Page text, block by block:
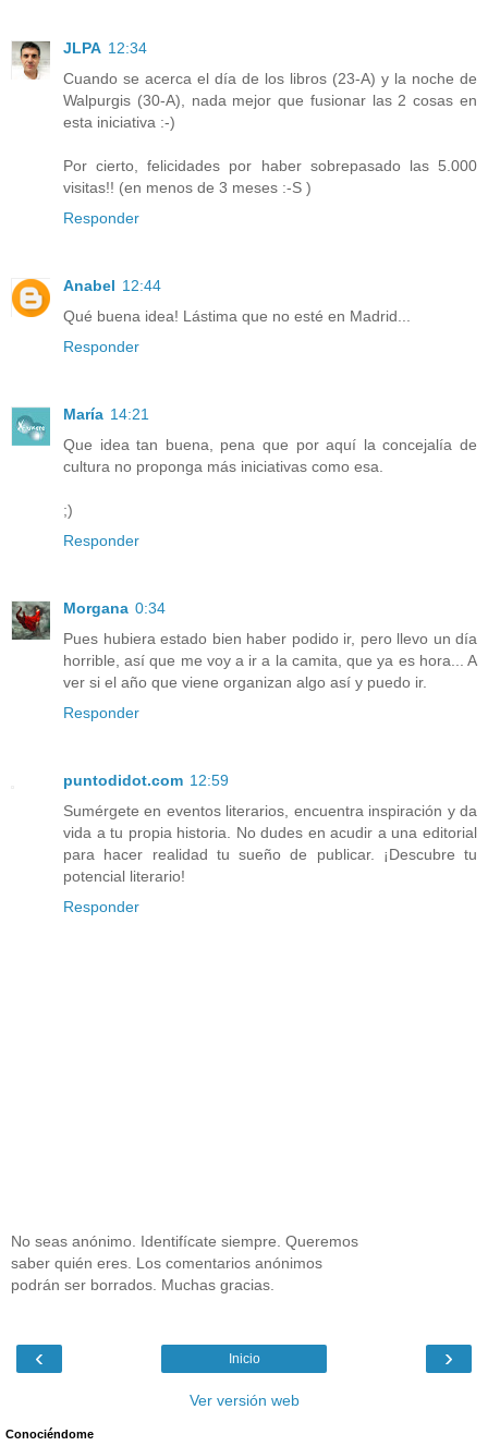
JLPA 12:34
Cuando se acerca el día de los libros (23-A) y la noche de
Walpurgis (30-A), nada mejor que fusionar las 2 cosas en
esta iniciativa :-)
Por cierto, felicidades por haber sobrepasado las 5.000
visitas!! (en menos de 3 meses :-S )
Responder
Anabel 12:44
Qué buena idea! Lástima que no esté en Madrid...
Responder
María 14:21
Que idea tan buena, pena que por aquí la concejalía de
cultura no proponga más iniciativas como esa.
;)
Responder
Morgana 0:34
Pues hubiera estado bien haber podido ir, pero llevo un día
horrible, así que me voy a ir a la camita, que ya es hora... A
ver si el año que viene organizan algo así y puedo ir.
Responder
puntodidot.com 12:59
Sumérgete en eventos literarios, encuentra inspiración y da
vida a tu propia historia. No dudes en acudir a una editorial
para hacer realidad tu sueño de publicar. ¡Descubre tu
potencial literario!
Responder
No seas anónimo. Identifícate siempre. Queremos
saber quién eres. Los comentarios anónimos
podrán ser borrados. Muchas gracias.
‹ ›
Inicio
Ver versión web
Conociéndome